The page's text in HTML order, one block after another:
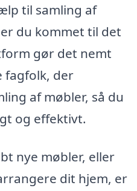
til samling af
du kommet til det
gør det nemt
fagfolk, der
af møbler, så du
og effektivt.
nye møbler, eller
dit hjem, er